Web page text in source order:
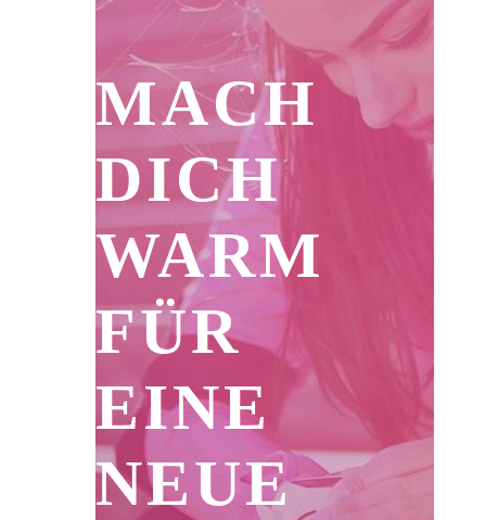
MACH
DICH
WARM
FÜR
EINE
NEUE